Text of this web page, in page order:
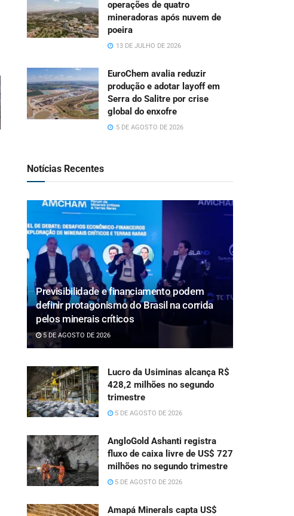
operações de quatro
mineradoras após nuvem de
poeira
13 DE JULHO DE 2026
EuroChem avalia reduzir
produção e adotar layoff em
Serra do Salitre por crise
global do enxofre
5 DE AGOSTO DE 2026
Notícias Recentes
Previsibilidade e financiamento podem
definir protagonismo do Brasil na corrida
pelos minerais críticos
5 DE AGOSTO DE 2026
Lucro da Usiminas alcança R$
428,2 milhões no segundo
trimestre
5 DE AGOSTO DE 2026
AngloGold Ashanti registra
fluxo de caixa livre de US$ 727
milhões no segundo trimestre
5 DE AGOSTO DE 2026
Amapá Minerals capta US$